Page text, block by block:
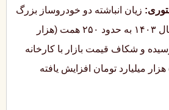
زیان انباشته دو خودروساز بزرگ
کشور تا پایان سال ۱۴۰۳ به حدود ۲۵۰ همت (هزار
و شکاف قیمت بازار با کارخانه
نیز به حدود ۵۰۰ هزار میلیارد تومان افزایش یافته